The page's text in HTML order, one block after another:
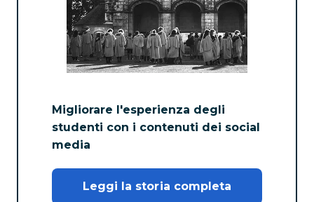
Migliorare l'esperienza degli
studenti con i contenuti dei social
media
Leggi la storia completa